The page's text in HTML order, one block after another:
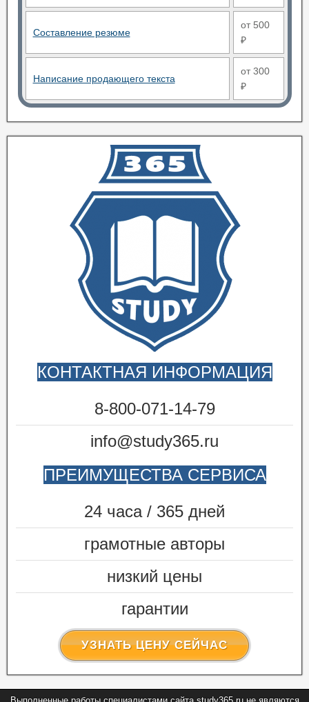
Составление резюме
от 500
₽
Написание продающего текста
от 300
₽
КОНТАКТНАЯ ИНФОРМАЦИЯ
8-800-071-14-79
info@study365.ru
ПРЕИМУЩЕСТВА СЕРВИСА
24 часа / 365 дней
грамотные авторы
низкий цены
гарантии
УЗНАТЬ ЦЕНУ СЕЙЧАС